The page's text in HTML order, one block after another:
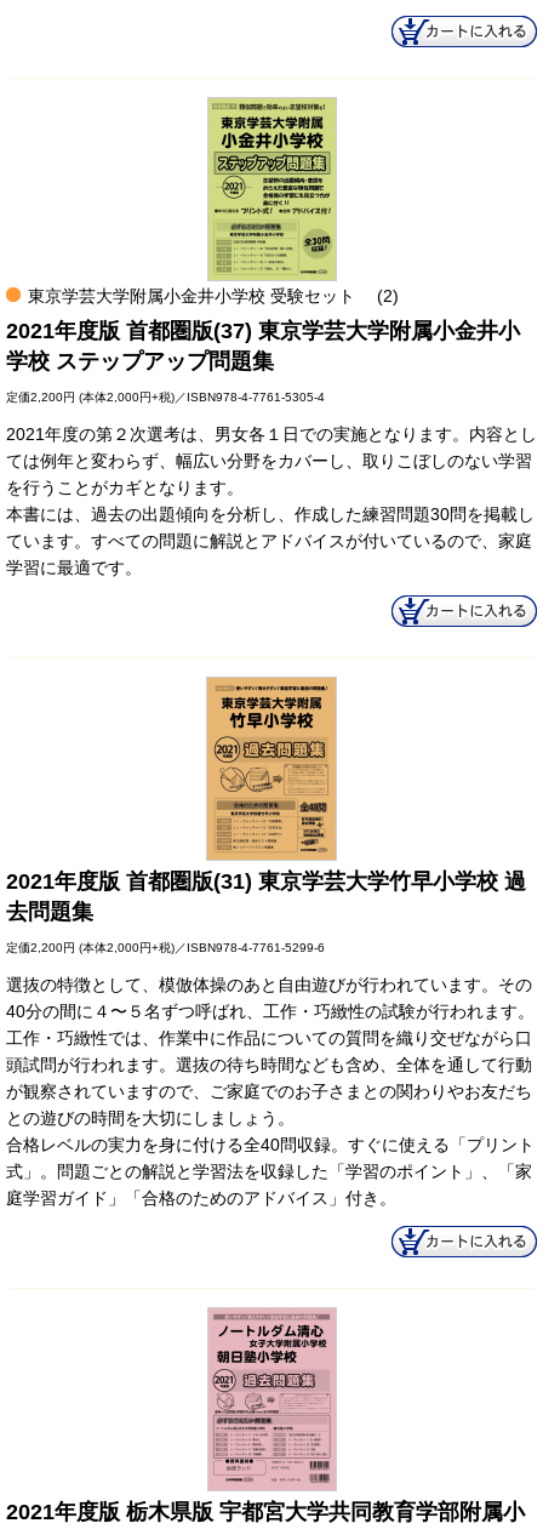
東京学芸大学附属小金井小学校 受験セット (2)
2021年度版 首都圏版(37) 東京学芸大学附属小金井小
学校 ステップアップ問題集
定価2,200円 (本体2,000円+税)／ISBN978-4-7761-5305-4
2021年度の第２次選考は、男女各１日での実施となります。内容とし
ては例年と変わらず、幅広い分野をカバーし、取りこぼしのない学習
を行うことがカギとなります。
本書には、過去の出題傾向を分析し、作成した練習問題30問を掲載し
ています。すべての問題に解説とアドバイスが付いているので、家庭
学習に最適です。
2021年度版 首都圏版(31) 東京学芸大学竹早小学校 過
去問題集
定価2,200円 (本体2,000円+税)／ISBN978-4-7761-5299-6
選抜の特徴として、模倣体操のあと自由遊びが行われています。その
40分の間に４〜５名ずつ呼ばれ、工作・巧緻性の試験が行われます。
工作・巧緻性では、作業中に作品についての質問を織り交ぜながら口
頭試問が行われます。選抜の待ち時間なども含め、全体を通して行動
が観察されていますので、ご家庭でのお子さまとの関わりやお友だち
との遊びの時間を大切にしましょう。
合格レベルの実力を身に付ける全40問収録。すぐに使える「プリント
式」。問題ごとの解説と学習法を収録した「学習のポイント」、「家
庭学習ガイド」「合格のためのアドバイス」付き。
2021年度版 栃木県版 宇都宮大学共同教育学部附属小